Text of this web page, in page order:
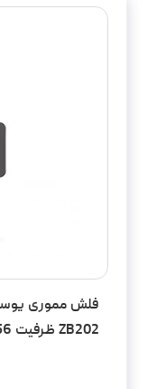
ZB202 ظرفیت 256 گیگابایت